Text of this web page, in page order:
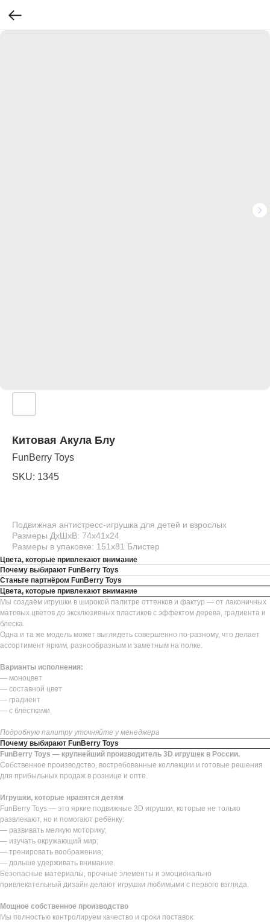
Китовая Акула Блу
FunBerry Toys
SKU: 1345
Подвижная антистресс-игрушка для детей и взрослых
Размеры ДхШхВ: 74х41х24
Размеры в упаковке: 151х81 Блистер
Цвета, которые привлекают внимание
Почему выбирают FunBerry Toys
Станьте партнёром FunBerry Toys
Цвета, которые привлекают внимание
Мы создаём игрушки в широкой палитре оттенков и фактур — от лаконичных
матовых цветов до эксклюзивных пластиков с эффектом дерева, градиента и
блеска.
Одна и та же модель может выглядеть совершенно по-разному, что делает
ассортимент ярким, разнообразным и заметным на полке.
Варианты исполнения:
— моноцвет
— составной цвет
— градиент
— с блёстками
Подробную палитру уточняйте у менеджера
Почему выбирают FunBerry Toys
FunBerry Toys — крупнейший производитель 3D игрушек в России.
Собственное производство, востребованные коллекции и готовые решения
для прибыльных продаж в рознице и опте.
Игрушки, которые нравятся детям
FunBerry Toys — это яркие подвижные 3D игрушки, которые не только
развлекают, но и помогают ребёнку:
— развивать мелкую моторику;
— изучать окружающий мир;
— тренировать воображение;
— дольше удерживать внимание.
Безопасные материалы, прочные элементы и эмоционально
привлекательный дизайн делают игрушки любимыми с первого взгляда.
Мощное собственное производство
Мы полностью контролируем качество и сроки поставок: